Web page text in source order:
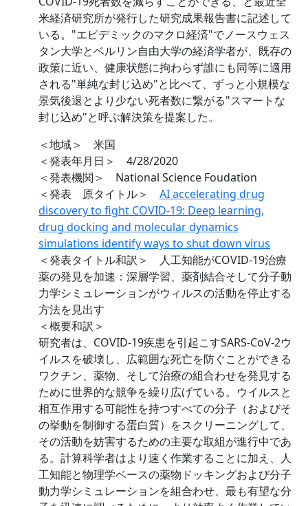
米経済研究所が発行した研究成果報告書に記述して
いる。"エピデミックのマクロ経済"でノースウェス
タン大学とベルリン自由大学の経済学者が、既存の
政策に近い、健康状態に拘わらず誰にも同等に適用
される"単純な封じ込め"と比べて、ずっと小規模な
景気後退とより少ない死者数に繋がる"スマートな
封じ込め"と呼ぶ解決策を提案した。
＜地域＞ 米国
＜発表年月日＞ 4/28/2020
＜発表機関＞ National Science Foudation
＜発表 原タイトル＞ AI accelerating drug
discovery to fight COVID-19: Deep learning,
drug docking and molecular dynamics
simulations identify ways to shut down virus
＜発表タイトル和訳＞ 人工知能がCOVID-19治療
薬の発見を加速：深層学習、薬剤結合そして分子動
力学シミュレーションがウィルスの活動を停止する
方法を見出す
＜概要和訳＞
研究者は、COVID-19疾患を引起こすSARS-CoV-2ウ
イルスを破壊し、広範囲な死亡を防ぐことができる
ワクチン、薬物、そして治療の組合わせを発見する
ために世界的な競争を繰り広げている。ウイルスと
相互作用する可能性を持つすべての分子（およびそ
の挙動を制御する蛋白質）をスクリーニングして、
その活動を妨害するための主要な取組が進行中であ
る。計算科学者はより速く作業することに加え、人
工知能と物理学ベースの薬物ドッキングおよび分子
動力学シミュレーションを組合わせ、最も有望な分